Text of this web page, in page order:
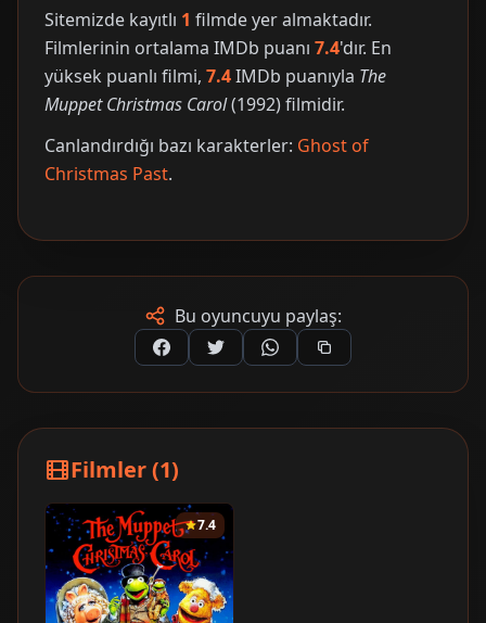
Sitemizde kayıtlı 1 filmde yer almaktadır.
Filmlerinin ortalama IMDb puanı 7.4'dır. En
yüksek puanlı filmi, 7.4IMDb puanıyla The
Muppet Christmas Carol(1992) filmidir.
Canlandırdığı bazı karakterler: Ghost of
Christmas Past.
Bu oyuncuyu paylaş:
Filmler (1)
7.4